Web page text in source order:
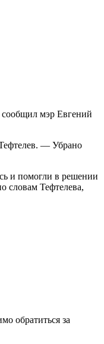
сообщил мэр Евгений
— Убрано
и помогли в решении
словам Тефтелева,
обратиться за